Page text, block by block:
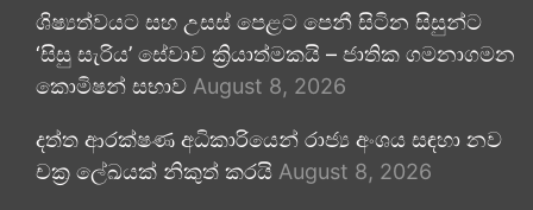
ශිෂ්‍යත්වයට සහ උසස් පෙළට පෙනී සිටින සිසුන්ට
‘සිසු සැරිය’ සේවාව ක්‍රියාත්මකයි – ජාතික ගමනාගමන
කොමිෂන් සභාව August 8, 2026
දත්ත ආරක්ෂණ අධිකාරියෙන් රාජ්‍ය අංශය සඳහා නව
චක්‍ර ලේඛයක් නිකුත් කරයි August 8, 2026